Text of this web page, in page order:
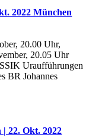
2022 München
20.00 Uhr,
20.05 Uhr
Uraufführungen
BR Johannes
22. Okt. 2022